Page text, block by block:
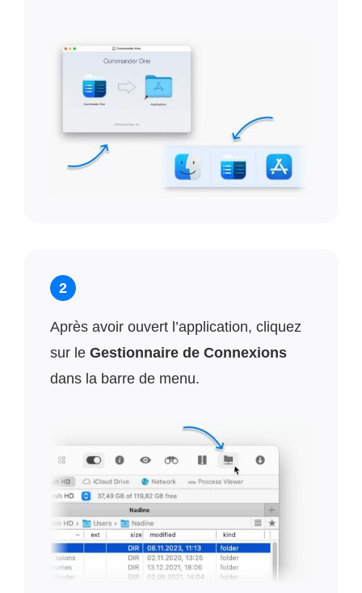
2
Après avoir ouvert l’application, cliquez
sur le Gestionnaire de Connexions
dans la barre de menu.